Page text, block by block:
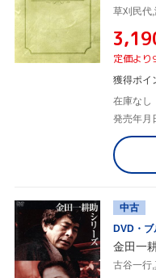
草刈民代
定価より
獲得ポイ
在庫なし
発売年月
中古
DVD・ブ
金田一
古谷一行